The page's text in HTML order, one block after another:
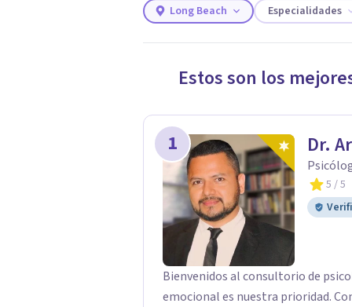
Responder cuestionario
Long Beach Especialidades
Estos son los
1 Dr.
5 / 5
Bienvenidos al consultorio de
emocional es nuestra prioridad.